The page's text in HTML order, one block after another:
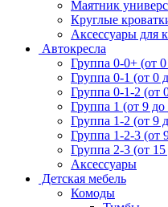
Маятник
Круглые
Аксессуары для
Автокресла
Группа 0-0+ (от
Группа 0-1 (от 0
Группа 0-1-2 (от
Группа 1 (от 9 до
Группа 1-2 (от 9
Группа 1-2-3 (от
Группа 2-3 (от
Аксессуары
Детская мебель
Комоды